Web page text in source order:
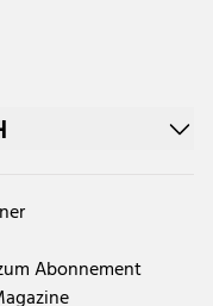
Abonnement